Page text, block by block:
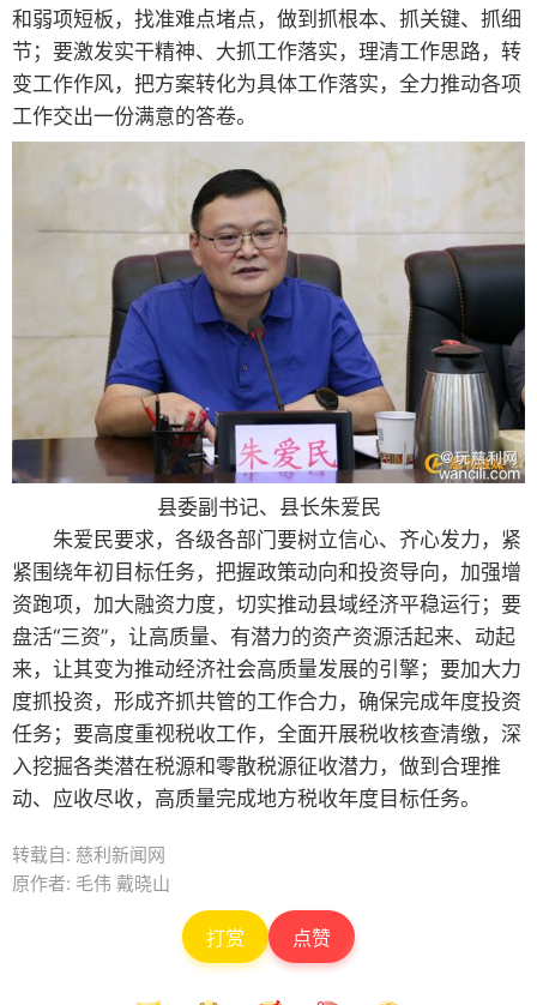
和弱项短板，找准难点堵点，做到抓根本、抓关键、抓细
节；要激发实干精神、大抓工作落实，理清工作思路，转
变工作作风，把方案转化为具体工作落实，全力推动各项
工作交出一份满意的答卷。
县委副书记、县长朱爱民
朱爱民要求，各级各部门要树立信心、齐心发力，紧
紧围绕年初目标任务，把握政策动向和投资导向，加强增
资跑项，加大融资力度，切实推动县域经济平稳运行；要
盘活“三资”，让高质量、有潜力的资产资源活起来、动起
来，让其变为推动经济社会高质量发展的引擎；要加大力
度抓投资，形成齐抓共管的工作合力，确保完成年度投资
任务；要高度重视税收工作，全面开展税收核查清缴，深
入挖掘各类潜在税源和零散税源征收潜力，做到合理推
动、应收尽收，高质量完成地方税收年度目标任务。
转载自: 慈利新闻网
原作者: 毛伟 戴晓山
打赏 点赞